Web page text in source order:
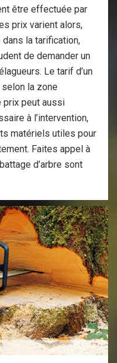
être effectuée par
prix varient alors,
la tarification,
de demander un
Le tarif d’un
la zone
prix peut aussi
à l’intervention,
matériels utiles pour
Faites appel à
d’arbre sont